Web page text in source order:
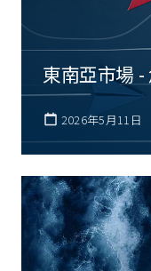
東南亞市場
2026年5月11日